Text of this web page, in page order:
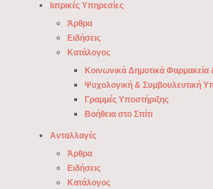
Ιατρικές Υπηρεσίες
Άρθρα
Ειδήσεις
Κατάλογος
Κοινωνικά Δημοτικά Φαρμακεία
Ψυχολογική & Συμβουλευτική
Γραμμές Υποστήριξης
Βοήθεια στο Σπίτι
Ανταλλαγές
Άρθρα
Ειδήσεις
Κατάλογος